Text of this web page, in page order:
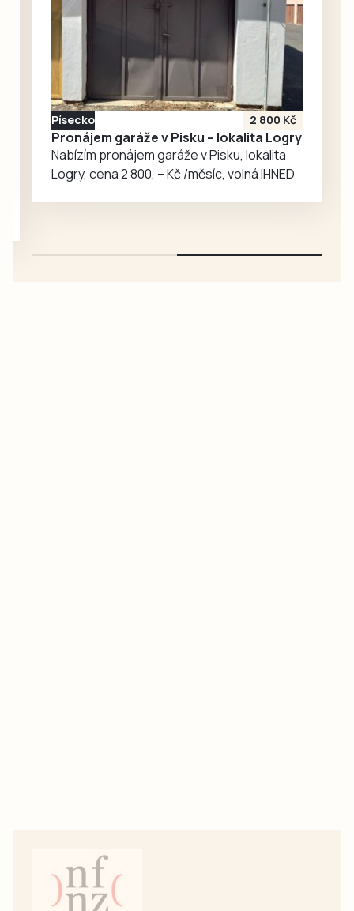
posudku a činí 32
550 000 korun.
Posudek kraj
nechal zpracovat,
aby získal
nezávislé ocenění
klubu a jeho…
Písecko 2 800 Kč
Pronájem garáže v Pisku – lokalita Logry
Nabízím pronájem garáže v Pisku, lokalita
Logry, cena 2 800, – Kč /měsíc, volná IHNED